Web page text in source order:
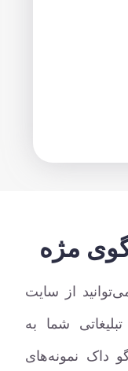
مژه
از سایت
شما به
داک نمونه‌های